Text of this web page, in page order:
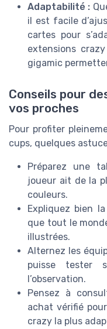
Adaptabilité :
il est facile
cartes pour
extensions
gigamic
Conseils pour
vos proches
Pour profiter
cups, quelques
Préparez une
joueur ait de la
couleurs.
Expliquez bien
que tout le
illustrées.
Alternez les
puisse tester
l’observation.
Pensez à
achat vérifié
crazy la plus